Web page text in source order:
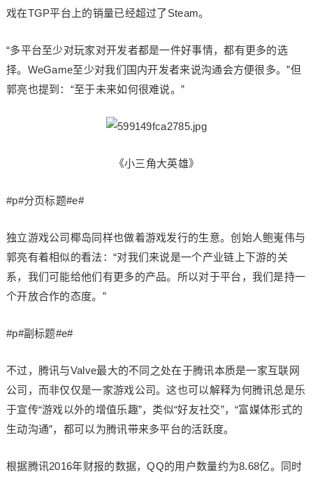
戏在TGP平台上的销量已经超过了Steam。
“多平台至少对玩家对开发者都是一件好事情，都有更多的选
择。WeGame至少对我们国内开发者来说沟通会方便很多。”但
郭亮也提到：“至于未来如何很难说。”
《小三角大英雄》
#p#分页标题#e#
独立游戏公司椰岛同样也做着游戏发行的生意。创始人鲍嵬伟与
郭亮有着相似的看法：“对我们来说是一个产业链上下游的关
系，我们可能给他们有更多的产品。所以对于平台，我们是持一
个开放合作的态度。”
#p#副标题#e#
不过，腾讯与Valve最大的不同之处在于腾讯本质是一家互联网
公司，而非仅仅是一家游戏公司。这也可以解释为何腾讯总是乐
于宣传“游戏以外的增值乐趣”，类似“好友社交”，“富媒体形式的
生动沟通”，都可以为腾讯带来多平台的活跃度。
根据腾讯2016年财报的数据，QQ的用户数量约为8.68亿。同时